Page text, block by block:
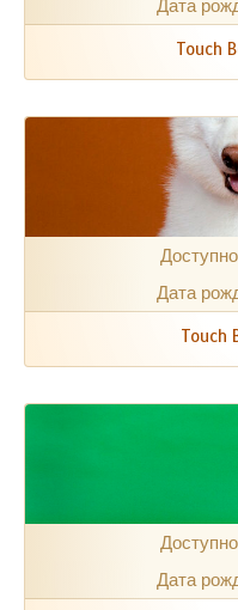
Дата
Touch
Дата
Touch
Дата